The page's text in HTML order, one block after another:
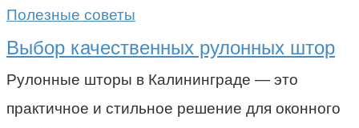
Полезные советы
Выбор качественных рулонных штор
Рулонные шторы в Калининграде — это
практичное и стильное решение для оконного